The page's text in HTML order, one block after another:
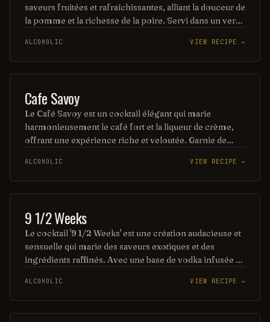
saveurs fruitées et rafraîchissantes, alliant la douceur de
la pomme et la richesse de la poire. Servi dans un verre
citron et d'une touche de gin, créant ainsi une
expérience gustative divine. Parfait pour une soirée
entre amis ou un moment de détente, ce cocktail
ALCOHOLIC VIEW RECIPE →
Cafe Savoy
Le Café Savoy est un cocktail élégant qui marie
harmonieusement le café fort et la liqueur de crème,
offrant une expérience riche et veloutée. Garnie de
boisson réveille les sens tout en apportant une douceur
délicate. Parfait pour une pause café raffinée ou une
soirée entre amis.
ALCOHOLIC VIEW RECIPE →
9 1/2 Weeks
Le cocktail '9 1/2 Weeks' est une création audacieuse et
sensuelle qui marie des saveurs exotiques et des
ingrédients raffinés. Avec une base de vodka infusée de
de liqueur de framboise et d'un zeste de citron pour une
touche d'acidité. Servi dans un verre élégant, il évoque
une atmosphère de mystère et de passion.
ALCOHOLIC VIEW RECIPE →